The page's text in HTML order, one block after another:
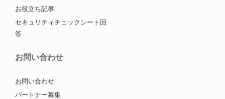
お役立ち記事
セキュリティチェックシート回
答
お問い合わせ
お問い合わせ
パートナー募集